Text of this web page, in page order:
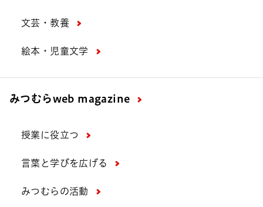
文芸・教養
絵本・児童文学
みつむらweb magazine
授業に役立つ
言葉と学びを広げる
みつむらの活動